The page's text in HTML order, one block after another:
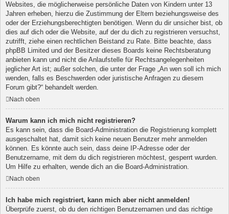
Websites, die möglicherweise persönliche Daten von Kindern unter 13
Jahren erheben, hierzu die Zustimmung der Eltern beziehungsweise des
oder der Erziehungsberechtigten benötigen. Wenn du dir unsicher bist, ob
dies auf dich oder die Website, auf der du dich zu registrieren versuchst,
zutrifft, ziehe einen rechtlichen Beistand zu Rate. Bitte beachte, dass
phpBB Limited und der Besitzer dieses Boards keine Rechtsberatung
anbieten kann und nicht die Anlaufstelle für Rechtsangelegenheiten
jeglicher Art ist; außer solchen, die unter der Frage „An wen soll ich mich
wenden, falls es Beschwerden oder juristische Anfragen zu diesem
Forum gibt?“ behandelt werden.
Nach oben
Warum kann ich mich nicht registrieren?
Es kann sein, dass die Board-Administration die Registrierung komplett
ausgeschaltet hat, damit sich keine neuen Benutzer mehr anmelden
können. Es könnte auch sein, dass deine IP-Adresse oder der
Benutzername, mit dem du dich registrieren möchtest, gesperrt wurden.
Um Hilfe zu erhalten, wende dich an die Board-Administration.
Nach oben
Ich habe mich registriert, kann mich aber nicht anmelden!
Überprüfe zuerst, ob du den richtigen Benutzernamen und das richtige